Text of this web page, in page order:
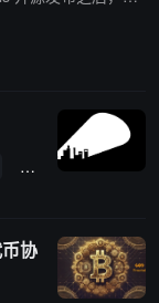
brc20
协